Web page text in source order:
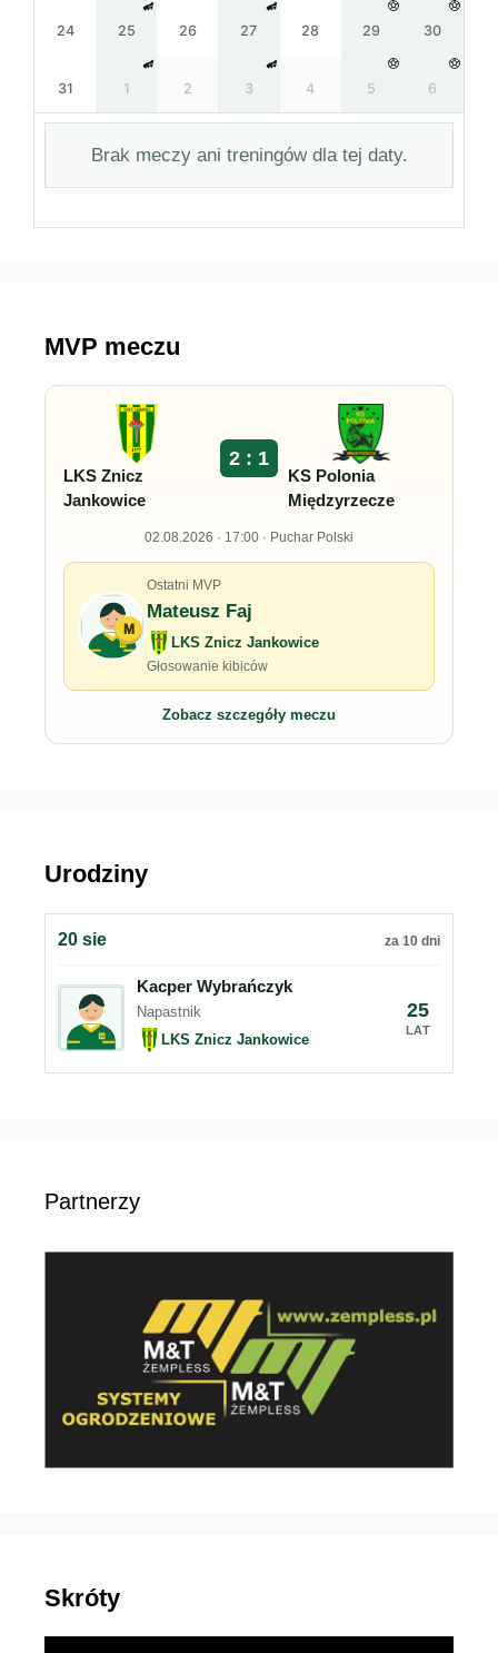
24 25 26 27 28 29 30
31 1 2 3 4 5 6
Brak meczy ani treningów dla tej daty.
MVP meczu
LKS Znicz
Jankowice
2 : 1
KS Polonia
Międzyrzecze
02.08.2026 · 17:00 · Puchar Polski
M
Ostatni MVP
Mateusz Faj
LKS Znicz Jankowice
Głosowanie kibiców
Zobacz szczegóły meczu
Urodziny
20 sie za 10 dni
Kacper Wybrańczyk
Napastnik
LKS Znicz Jankowice
25
LAT
Partnerzy
Skróty